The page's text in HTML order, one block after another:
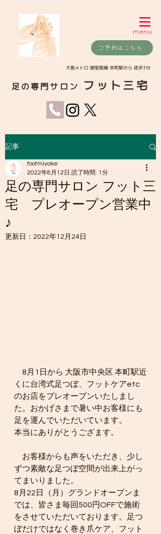
menu
ご予約はこちら
​大阪メトロ 御堂筋線 本町駅から 徒歩3分
足の専門サロン フット三宅
記事
足の専門サロン フット三
宅 プレオープン営業中
♪
footmiyake
2022年8月12日 読了時間: 1分
更新日： 2022年12月24日
8月1日から 大阪市中央区 本町駅近
くに台湾式足つぼ、フットケアetc
のお店をプレオープンいたしまし
た。おかげさまで暑い中お客様にも
足を運んでいただいています。
本当にありがとうござます。
お客様からも声をいただき、少し
ずつ素敵な足つぼ空間が出来上がっ
てまいりました。
8月22日（月）グランドオープンま
では、皆さま毎回500円OFFで施術
をさせていただいております。足つ
ぼだけではなく巻き爪ケア、フット